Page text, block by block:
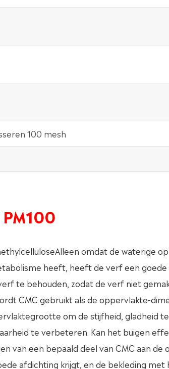
100 mesh
omdat de waterige
heeft, heeft de verf een goede
te behouden, zodat de verf niet
CMC gebruikt als de oppervlakte-
om de stijfheid, gladheid
te verbeteren. Kan het buigen
van een bepaald deel van CMC aan
afdichting krijgt, en de bekleding met